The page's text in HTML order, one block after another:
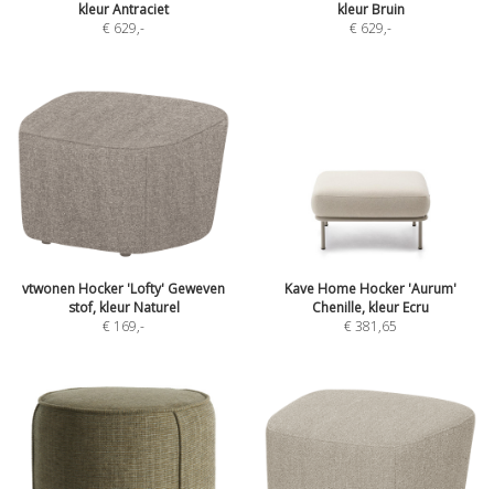
kleur Antraciet
€ 629,-
kleur Bruin
€ 629,-
vtwonen Hocker 'Lofty' Geweven
stof, kleur Naturel
€ 169,-
Kave Home Hocker 'Aurum'
Chenille, kleur Ecru
€ 381,65